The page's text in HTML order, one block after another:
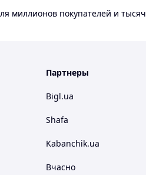
миллионов покупателей и тысяч
Партнеры
Bigl.ua
Shafa
Kabanchik.ua
Вчасно